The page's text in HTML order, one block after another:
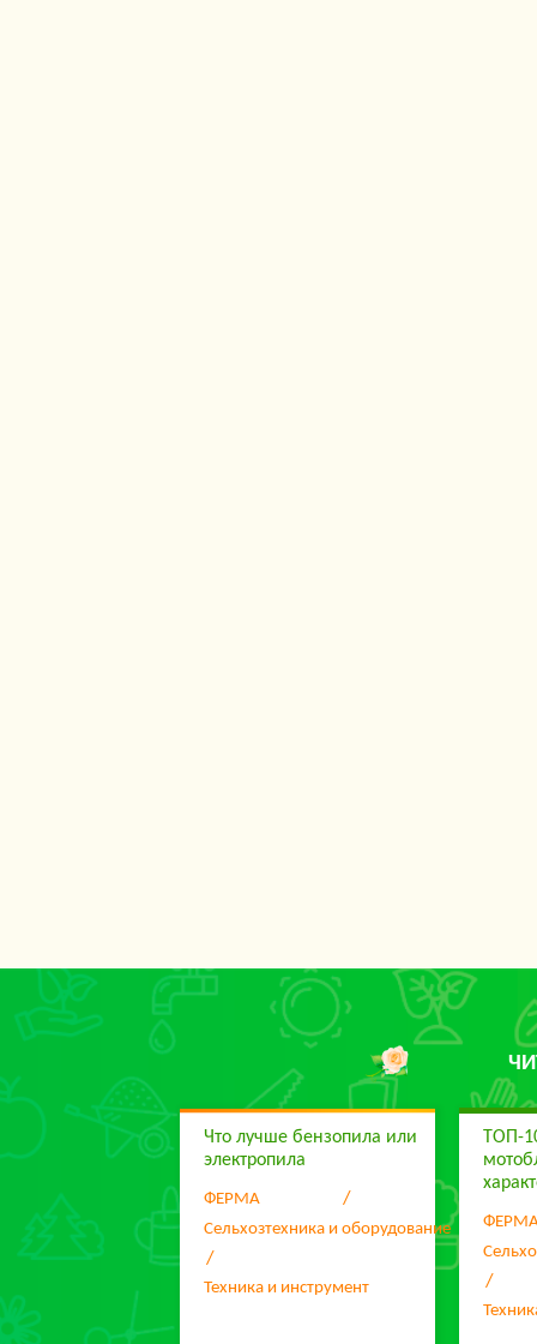
Что лучше бензопила или
электропила
ФЕРМА
Сельхозтехника и оборудование
Техника и инструмент
ТОП-